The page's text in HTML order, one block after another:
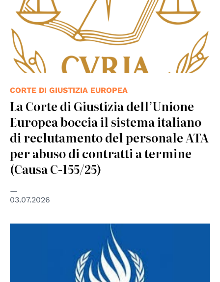
CORTE DI GIUSTIZIA EUROPEA
La Corte di Giustizia dell’Unione
Europea boccia il sistema italiano
di reclutamento del personale ATA
per abuso di contratti a termine
(Causa C-155/25)
03.07.2026